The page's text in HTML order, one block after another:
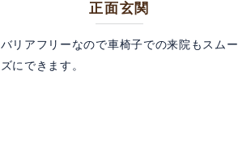
正面玄関
バリアフリーなので車椅子での来院もスムー
ズにできます。